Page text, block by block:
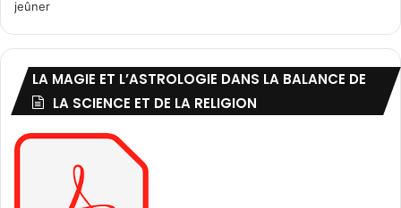
jeûner
LA MAGIE ET L’ASTROLOGIE DANS LA BALANCE DE
LA SCIENCE ET DE LA RELIGION